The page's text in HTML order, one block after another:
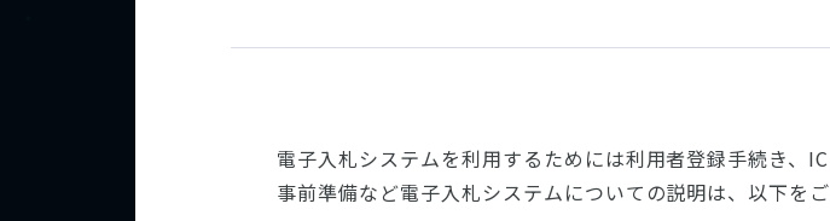
電子入札システムを利用するためには利用者登録手続き、
事前準備など電子入札システムについての説明は、以下をご